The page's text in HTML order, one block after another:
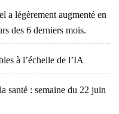
a légèrement augmenté en
des 6 derniers mois.
à l’échelle de l’IA
santé : semaine du 22 juin